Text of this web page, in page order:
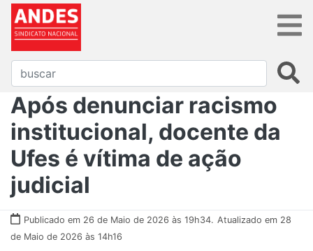
Após denunciar racismo
institucional, docente da
Ufes é vítima de ação
judicial
Publicado em 26 de Maio de 2026 às 19h34. Atualizado em 28
de Maio de 2026 às 14h16